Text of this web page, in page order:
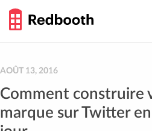
content
GUIDE
AOÛT 13, 2016
Comment construire
marque sur Twitter